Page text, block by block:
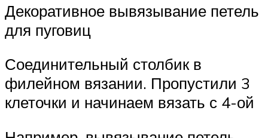
Декоративное вывязывание петель
для пуговиц
Соединительный столбик в
филейном вязании. Пропустили 3
клеточки и начинаем вязать с 4-ой